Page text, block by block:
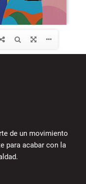
de un movimiento
para acabar con la